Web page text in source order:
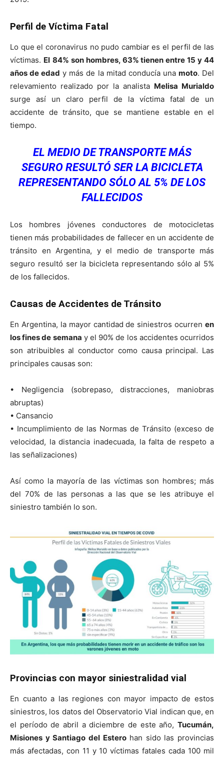
Perfil de Víctima Fatal
Lo que el coronavirus no pudo cambiar es el perfil de las
víctimas. El 84% son hombres, 63% tienen entre 15 y 44
años de edad y más de la mitad conducía una moto. Del
relevamiento realizado por la analista Melisa Murialdo
surge así un claro perfil de la víctima fatal de un
accidente de tránsito, que se mantiene estable en el
tiempo.
EL MEDIO DE TRANSPORTE MÁS
SEGURO RESULTÓ SER LA BICICLETA
REPRESENTANDO SÓLO AL 5% DE LOS
FALLECIDOS
Los hombres jóvenes conductores de motocicletas
tienen más probabilidades de fallecer en un accidente de
tránsito en Argentina, y el medio de transporte más
seguro resultó ser la bicicleta representando sólo al 5%
de los fallecidos.
Causas de Accidentes de Tránsito
En Argentina, la mayor cantidad de siniestros ocurren en
los fines de semana y el 90% de los accidentes ocurridos
son atribuibles al conductor como causa principal. Las
principales causas son:
• Negligencia (sobrepaso, distracciones, maniobras
abruptas)
• Cansancio
• Incumplimiento de las Normas de Tránsito (exceso de
velocidad, la distancia inadecuada, la falta de respeto a
las señalizaciones)
Así como la mayoría de las víctimas son hombres; más
del 70% de las personas a las que se les atribuye el
siniestro también lo son.
Provincias con mayor siniestralidad vial
En cuanto a las regiones con mayor impacto de estos
siniestros, los datos del Observatorio Vial indican que, en
el período de abril a diciembre de este año, Tucumán,
Misiones y Santiago del Esterohan sido las provincias
más afectadas, con 11 y 10 víctimas fatales cada 100 mil